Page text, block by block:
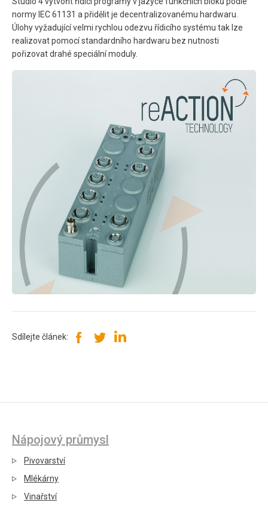
normy IEC 61131 a přidělit je decentralizovanému hardwaru.
Úlohy vyžadující velmi rychlou odezvu řídicího systému tak lze
realizovat pomocí standardního hardwaru bez nutnosti
pořizovat drahé speciální moduly.
Sdílejte článek:
Nápojový průmysl
Pivovarství
Mlékárny
Vinařství